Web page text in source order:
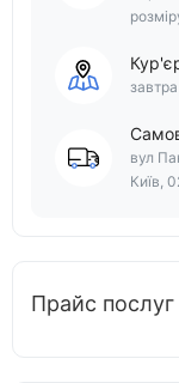
завтра
вул
Київ,
Прайс послуг